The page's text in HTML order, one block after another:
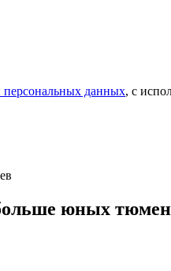
персональных данных, с
юных